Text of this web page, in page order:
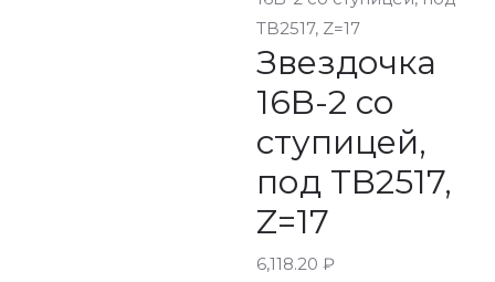
TB2517, Z=17
Звездочка
16B-2 со
ступицей,
под TB2517,
Z=17
6,118.20₽